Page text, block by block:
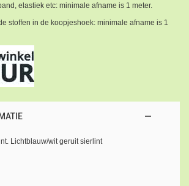
elastiek etc: minimale afname is 1 meter.
stoffen in de koopjeshoek: minimale afname is 1
Lichtblauw/wit geruit sierlint